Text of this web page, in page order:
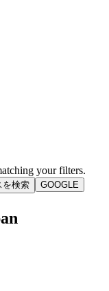
your filters.
を検索 GOOGLE